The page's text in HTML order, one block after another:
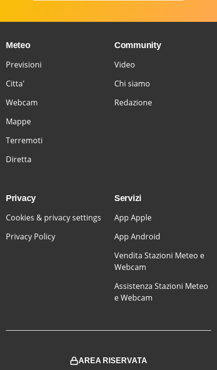
Meteo
Previsioni
Citta'
Webcam
Mappe
Terremoti
Diretta
Community
Video
Chi siamo
Redazione
Privacy
Cookies & privacy settings
Privacy Policy
Servizi
App Apple
App Android
Vendita Stazioni Meteo e
Webcam
Assistenza Stazioni Meteo
e Webcam
AREA RISERVATA